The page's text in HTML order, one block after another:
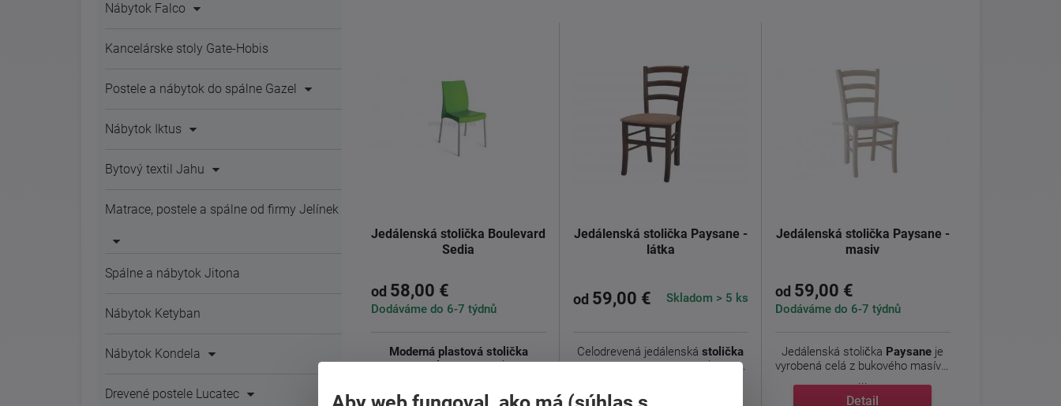
Nábytok Falco
Kancelárske stoly Gate-Hobis
Postele a nábytok do spálne Gazel
Nábytok Iktus
Bytový textil Jahu
Matrace, postele a spálne od firmy Jelínek
Spálne a nábytok Jitona
Nábytok Ketyban
Nábytok Kondela
Drevené postele Lucatec
Jedálenská stolička Boulevard
Sedia
od 58,00 €
Dodáváme do 6-7 týdnů
Moderná plastová stolička
sedíme boulevards atraktívnym
Detail
Jedálenská stolička Paysane -
látka
od 59,00 € Skladom > 5 ks
Celodrevená jedálenskástolička
Paysaneje vyrobená z bukového
Detail
Jedálenská stolička Paysane -
masiv
od 59,00 €
Dodáváme do 6-7 týdnů
Jedálenská stolička Paysane je
vyrobená celá z bukového masívu.
...
Detail